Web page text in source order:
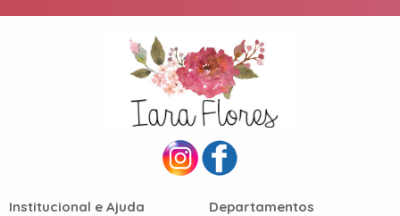
Institucional e Ajuda Departamentos